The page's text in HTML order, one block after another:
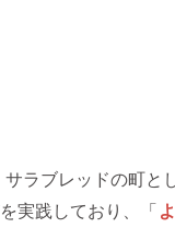
ラブレッドの町と
実践しており、「